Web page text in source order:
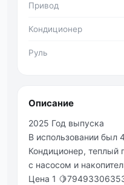
Привод
Кондиционер
Руль
Описание
2025 Год выпуска
В использовании был
Кондиционер, теплый
с насосом и
Цена 1